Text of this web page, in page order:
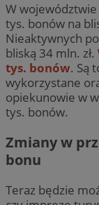
W
tys. bonów na
Nieaktywnych
bliską 34 mln. zł.
tys. bonów. Są
wykorzystane
opiekunowie w
tys. bonów.
Zmiany w
bonu
Teraz będzie